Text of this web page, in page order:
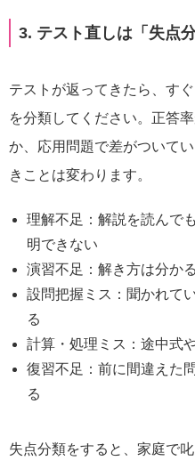
3. テスト直しは「失点
テストが返ってきたら、す
を分類してください。正答
か、応用問題で差がついて
きことは変わります。
理解不足：解説を読んで
明できない
演習不足：解き方は分か
設問把握ミス：聞かれて
る
計算・処理ミス：途中式
復習不足：前に間違えた
る
失点分類をすると、家庭で